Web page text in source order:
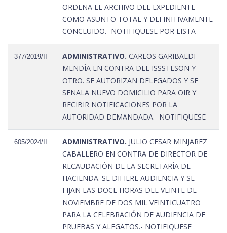
ORDENA EL ARCHIVO DEL EXPEDIENTE
COMO ASUNTO TOTAL Y DEFINITIVAMENTE
CONCLUIDO.- NOTIFIQUESE POR LISTA
377/2019/II ADMINISTRATIVO. CARLOS GARIBALDI
MENDÍA EN CONTRA DEL ISSSTESON Y
OTRO. SE AUTORIZAN DELEGADOS Y SE
SEÑALA NUEVO DOMICILIO PARA OIR Y
RECIBIR NOTIFICACIONES POR LA
AUTORIDAD DEMANDADA.- NOTIFIQUESE
605/2024/II ADMINISTRATIVO. JULIO CESAR MINJAREZ
CABALLERO EN CONTRA DE DIRECTOR DE
RECAUDACIÓN DE LA SECRETARÍA DE
HACIENDA. SE DIFIERE AUDIENCIA Y SE
FIJAN LAS DOCE HORAS DEL VEINTE DE
NOVIEMBRE DE DOS MIL VEINTICUATRO
PARA LA CELEBRACIÓN DE AUDIENCIA DE
PRUEBAS Y ALEGATOS.- NOTIFIQUESE